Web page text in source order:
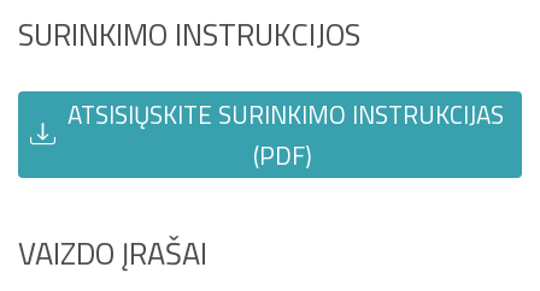
SURINKIMO INSTRUKCIJOS
ATSISIŲSKITE SURINKIMO INSTRUKCIJAS
(PDF)
VAIZDO ĮRAŠAI